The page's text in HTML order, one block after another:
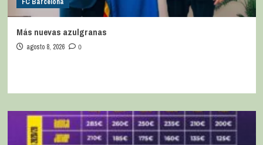
Más nuevas azulgranas
agosto 8, 2026 0